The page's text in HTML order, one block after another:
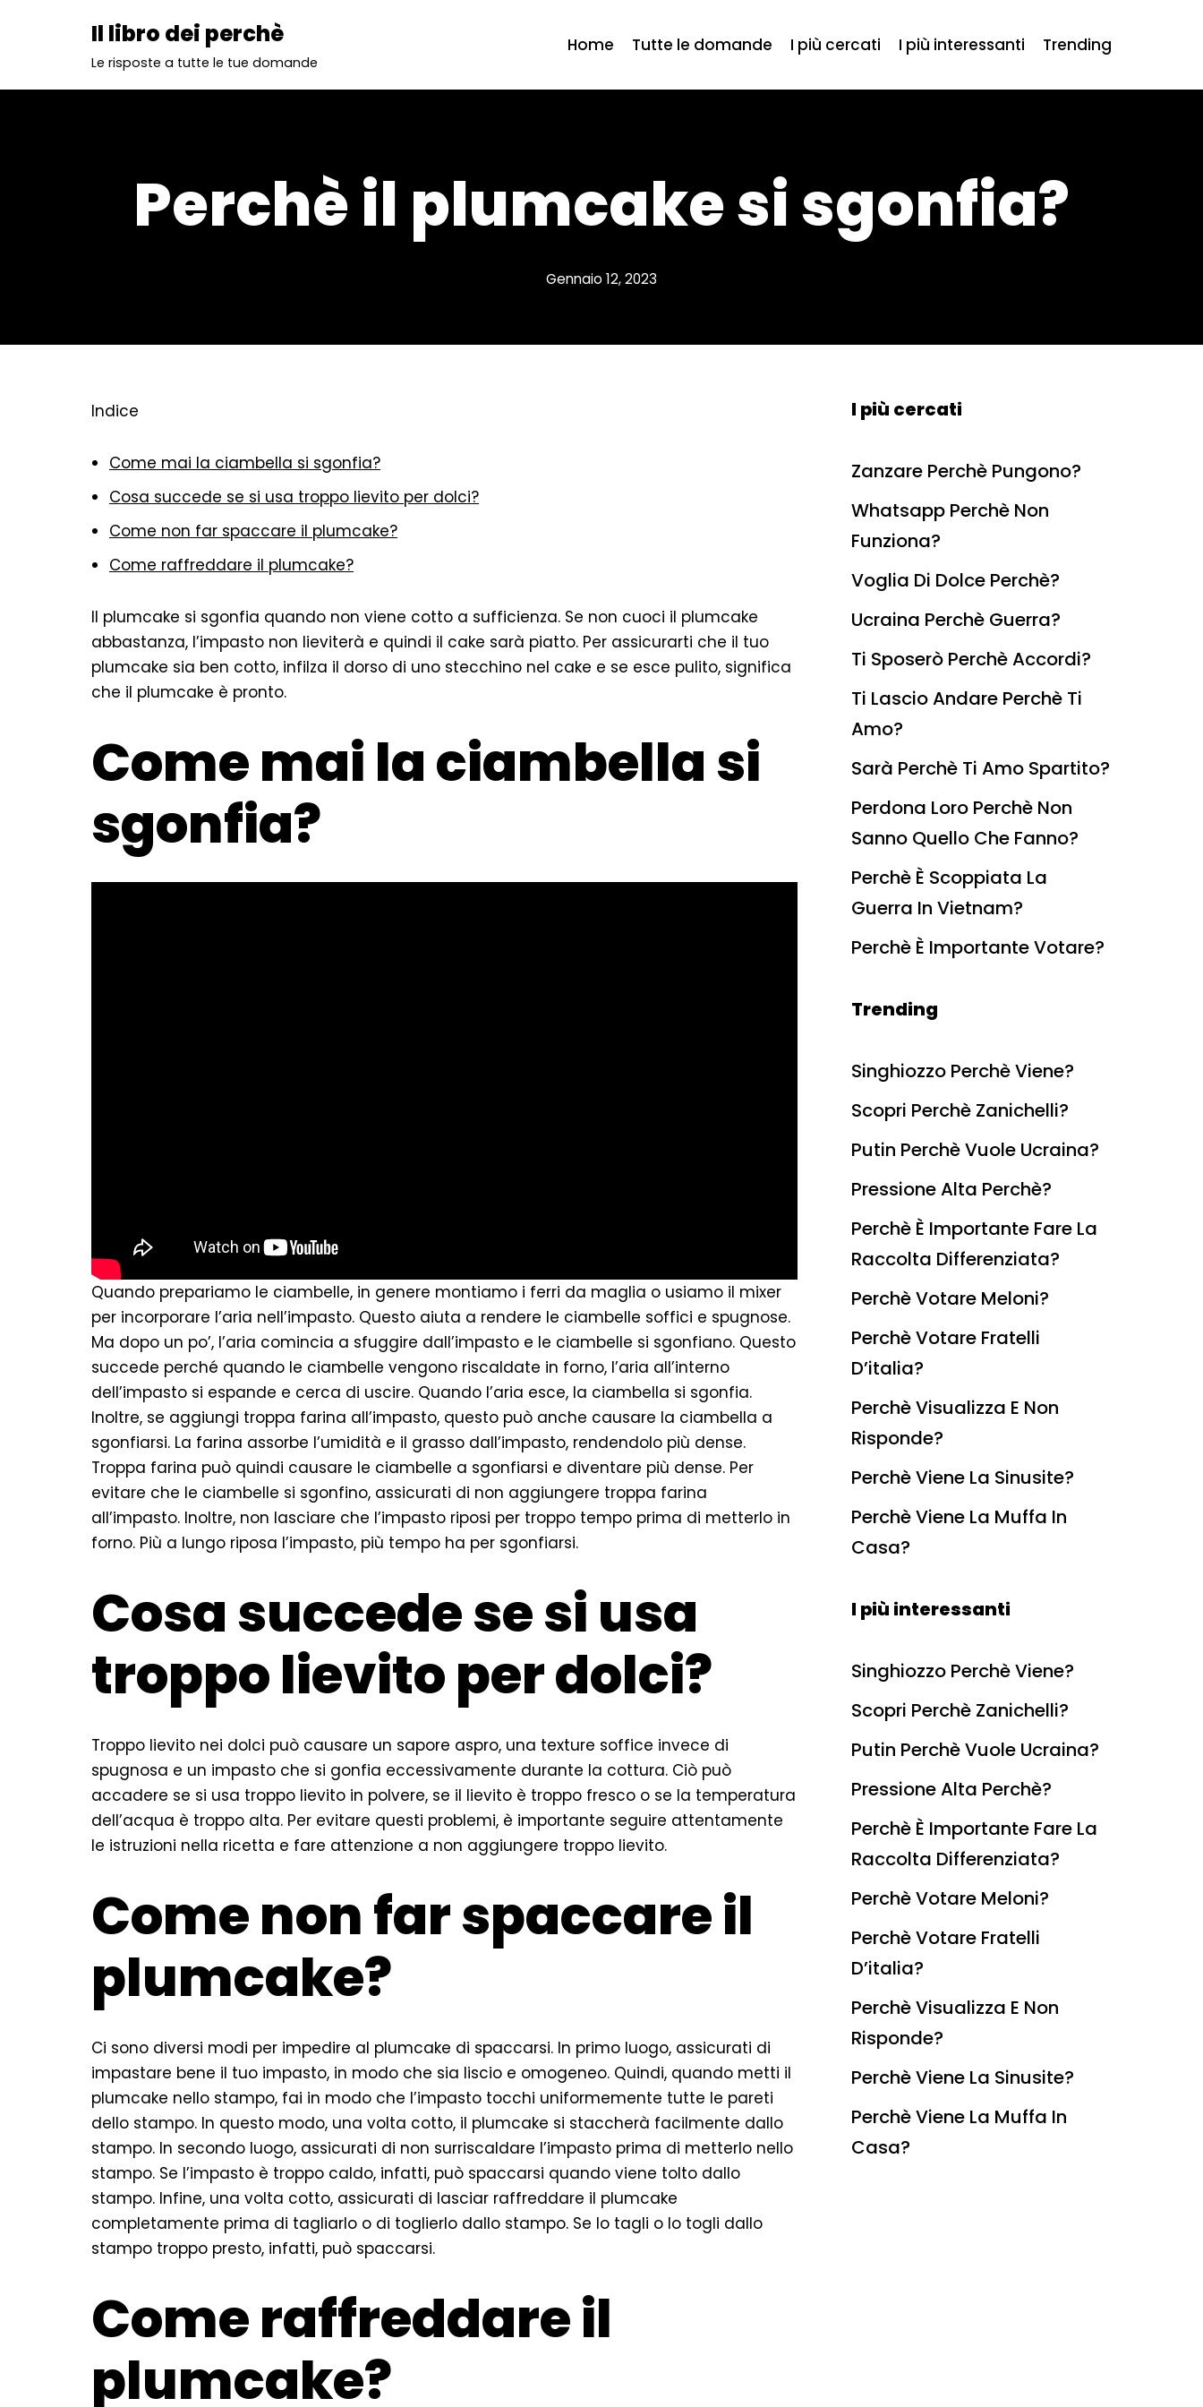
Il libro dei perchè
Le risposte a tutte le tue domande
Home Tutte le domande I più cercati I più interessanti Trending
Perchè il plumcake si sgonfia?
Gennaio 12, 2023
Indice
Come mai la ciambella si sgonfia?
Cosa succede se si usa troppo lievito per dolci?
Come non far spaccare il plumcake?
Come raffreddare il plumcake?
Il plumcake si sgonfia quando non viene cotto a sufficienza. Se non cuoci il plumcake
abbastanza, l’impasto non lieviterà e quindi il cake sarà piatto. Per assicurarti che il tuo
plumcake sia ben cotto, infilza il dorso di uno stecchino nel cake e se esce pulito, significa
che il plumcake è pronto.
Come mai la ciambella si
sgonfia?
Quando prepariamo le ciambelle, in genere montiamo i ferri da maglia o usiamo il mixer
per incorporare l’aria nell’impasto. Questo aiuta a rendere le ciambelle soffici e spugnose.
Ma dopo un po’, l’aria comincia a sfuggire dall’impasto e le ciambelle si sgonfiano. Questo
succede perché quando le ciambelle vengono riscaldate in forno, l’aria all’interno
dell’impasto si espande e cerca di uscire. Quando l’aria esce, la ciambella si sgonfia.
Inoltre, se aggiungi troppa farina all’impasto, questo può anche causare la ciambella a
sgonfiarsi. La farina assorbe l’umidità e il grasso dall’impasto, rendendolo più dense.
Troppa farina può quindi causare le ciambelle a sgonfiarsi e diventare più dense. Per
evitare che le ciambelle si sgonfino, assicurati di non aggiungere troppa farina
all’impasto. Inoltre, non lasciare che l’impasto riposi per troppo tempo prima di metterlo in
forno. Più a lungo riposa l’impasto, più tempo ha per sgonfiarsi.
Cosa succede se si usa
troppo lievito per dolci?
Troppo lievito nei dolci può causare un sapore aspro, una texture soffice invece di
spugnosa e un impasto che si gonfia eccessivamente durante la cottura. Ciò può
accadere se si usa troppo lievito in polvere, se il lievito è troppo fresco o se la temperatura
dell’acqua è troppo alta. Per evitare questi problemi, è importante seguire attentamente
le istruzioni nella ricetta e fare attenzione a non aggiungere troppo lievito.
Come non far spaccare il
plumcake?
Ci sono diversi modi per impedire al plumcake di spaccarsi. In primo luogo, assicurati di
impastare bene il tuo impasto, in modo che sia liscio e omogeneo. Quindi, quando metti il
plumcake nello stampo, fai in modo che l’impasto tocchi uniformemente tutte le pareti
dello stampo. In questo modo, una volta cotto, il plumcake si staccherà facilmente dallo
stampo. In secondo luogo, assicurati di non surriscaldare l’impasto prima di metterlo nello
stampo. Se l’impasto è troppo caldo, infatti, può spaccarsi quando viene tolto dallo
stampo. Infine, una volta cotto, assicurati di lasciar raffreddare il plumcake
completamente prima di tagliarlo o di toglierlo dallo stampo. Se lo tagli o lo togli dallo
stampo troppo presto, infatti, può spaccarsi.
Come raffreddare il
plumcake?
I più cercati
Zanzare Perchè Pungono?
Whatsapp Perchè Non
Funziona?
Voglia Di Dolce Perchè?
Ucraina Perchè Guerra?
Ti Sposerò Perchè Accordi?
Ti Lascio Andare Perchè Ti
Amo?
Sarà Perchè Ti Amo Spartito?
Perdona Loro Perchè Non
Sanno Quello Che Fanno?
Perchè È Scoppiata La
Guerra In Vietnam?
Perchè È Importante Votare?
Trending
Singhiozzo Perchè Viene?
Scopri Perchè Zanichelli?
Putin Perchè Vuole Ucraina?
Pressione Alta Perchè?
Perchè È Importante Fare La
Raccolta Differenziata?
Perchè Votare Meloni?
Perchè Votare Fratelli
D’italia?
Perchè Visualizza E Non
Risponde?
Perchè Viene La Sinusite?
Perchè Viene La Muffa In
Casa?
I più interessanti
Singhiozzo Perchè Viene?
Scopri Perchè Zanichelli?
Putin Perchè Vuole Ucraina?
Pressione Alta Perchè?
Perchè È Importante Fare La
Raccolta Differenziata?
Perchè Votare Meloni?
Perchè Votare Fratelli
D’italia?
Perchè Visualizza E Non
Risponde?
Perchè Viene La Sinusite?
Perchè Viene La Muffa In
Casa?